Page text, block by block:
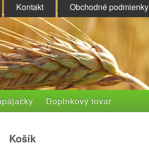
Kontakt Obchodné podmienky
Doplnkový tovar
Košík